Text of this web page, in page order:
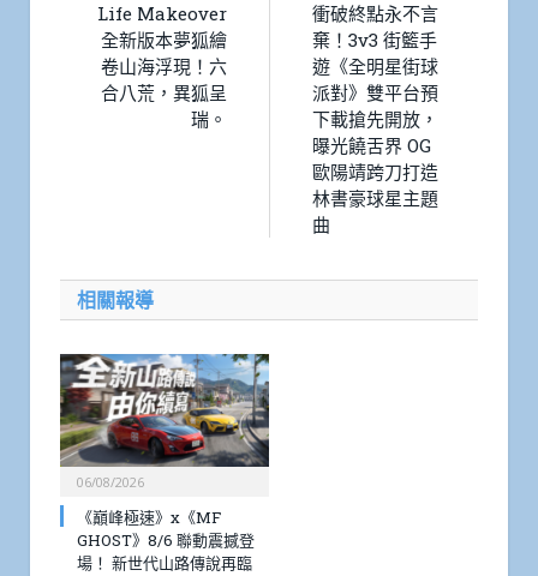
Life Makeover
全新版本夢狐繪
卷山海浮現！六
合八荒，異狐呈
瑞。
衝破終點永不言
棄！3v3 街籃手
遊《全明星街球
派對》雙平台預
下載搶先開放，
曝光饒舌界 OG
歐陽靖跨刀打造
林書豪球星主題
曲
相關報導
06/08/2026
《巔峰極速》x《MF
GHOST》8/6 聯動震撼登
場！ 新世代山路傳說再臨